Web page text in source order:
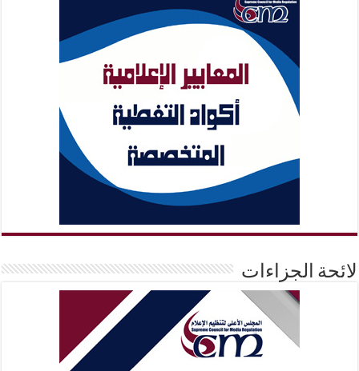
لائحة الجزاءات